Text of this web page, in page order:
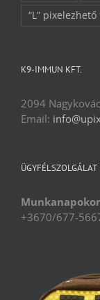
“L”
K9-IMMUN KFT.
2094
Email:
ÜGYFÉLSZOLGÁLAT
+3670/677-